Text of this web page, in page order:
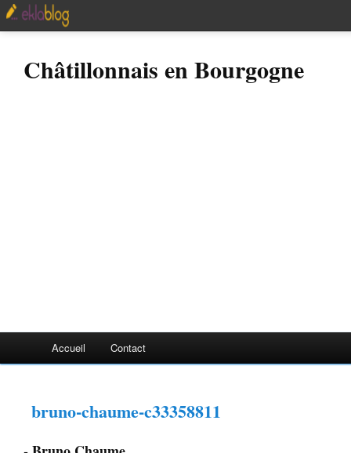
Châtillonnais en Bourgogne
Accueil Contact
bruno-chaume-c33358811